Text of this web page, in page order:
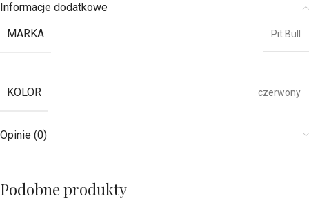
Informacje dodatkowe
MARKA
Pit Bull
KOLOR czerwony
Opinie (0)
Podobne produkty